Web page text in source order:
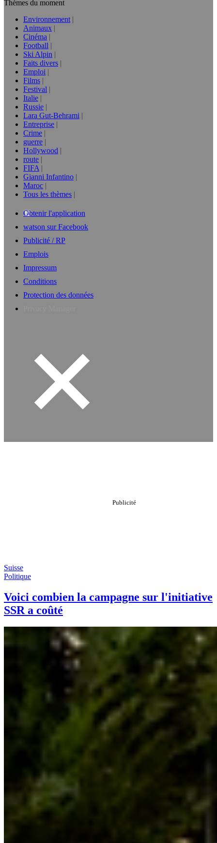
Thèmes du moment
Environnement
Animaux
Cinéma
Football
Ski Alpin
Faits divers
Emploi
Films
Festival
Italie
Russie
Lara Gut-Behrami
Entreprise
Crime
guerre
Hollywood
route
FIFA
Gianni Infantino
Maroc
Tous les thèmes
Obtenir l'application
watson sur Facebook
Publicité / RP
Emplois
Impressum
Conditions
Protection des données
Suisse
Politique
Voici combien la campagne sur l'initiative
SSR a coûté